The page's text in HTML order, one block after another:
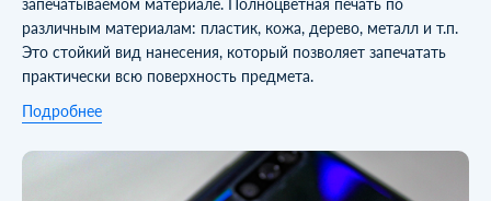
различным материалам: пластик, кожа, дерево, металл и т.п.
Это стойкий вид нанесения, который позволяет запечатать
практически всю поверхность предмета.
Подробнее